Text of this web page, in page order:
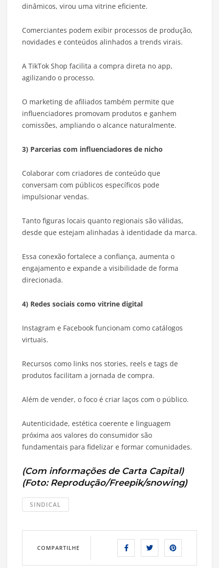
dinâmicos, virou uma vitrine eficiente.
Comerciantes podem exibir processos de produção,
novidades e conteúdos alinhados a trends virais.
A TikTok Shop facilita a compra direta no app,
agilizando o processo.
O marketing de afiliados também permite que
influenciadores promovam produtos e ganhem
comissões, ampliando o alcance naturalmente.
3) Parcerias com influenciadores de nicho
Colaborar com criadores de conteúdo que
conversam com públicos específicos pode
impulsionar vendas.
Tanto figuras locais quanto regionais são válidas,
desde que estejam alinhadas à identidade da marca.
Essa conexão fortalece a confiança, aumenta o
engajamento e expande a visibilidade de forma
direcionada.
4) Redes sociais como vitrine digital
Instagram e Facebook funcionam como catálogos
virtuais.
Recursos como links nos stories, reels e tags de
produtos facilitam a jornada de compra.
Além de vender, o foco é criar laços com o público.
Autenticidade, estética coerente e linguagem
próxima aos valores do consumidor são
fundamentais para fidelizar e formar comunidades.
(Com informações de Carta Capital)
(Foto: Reprodução/Freepik/snowing)
SINDICAL
COMPARTILHE